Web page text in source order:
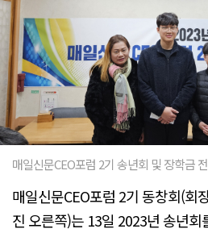
매일신문CEO포럼 2기 송년회 및 장학금
매일신문CEO포럼 2기 동창회(회
진 오른쪽)는 13일 2023년 송년